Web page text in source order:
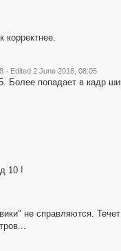
корректнее.
· Edited 2 June 2018, 08:05
Более попадает в кадр
10 !
не справляются.